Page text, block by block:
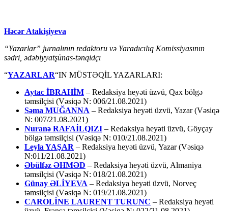
Həcər Atakişiyeva
“Yazarlar” jurnalının redaktoru və Yaradıcılıq Komissiyasının
sədri, ədəbiyyatşünas-tənqidçı
“YAZARLAR“IN MÜSTƏQİL YAZARLARI:
Aytac İBRAHİM – Redaksiya heyəti üzvü, Qax bölgə
təmsilçisi (Vəsiqə N: 006/21.08.2021)
Səma MUĞANNA – Redaksiya heyəti üzvü, Yazar (Vəsiqə
N: 007/21.08.2021)
Nuranə RAFAİLQIZI – Redaksiya heyəti üzvü, Göyçay
bölgə təmsilçisi (Vəsiqə N: 010/21.08.2021)
Leyla YAŞAR – Redaksiya heyəti üzvü, Yazar (Vəsiqə
N:011/21.08.2021)
Əbülfəz ƏHMƏD – Redaksiya heyəti üzvü, Almaniya
təmsilçisi (Vəsiqə N: 018/21.08.2021)
Günay ƏLİYEVA – Redaksiya heyəti üzvü, Norveç
təmsilçisi (Vəsiqə N: 019/21.08.2021)
CAROLİNE LAURENT TURUNC – Redaksiya heyəti